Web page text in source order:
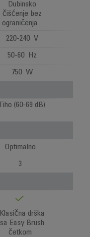
Dubinsko
čišćenje bez
ograničenja
220-240 V
50-60 Hz
750 W
Tiho (60-69 dB)
Optimalno
3
Klasična drška
sa Easy Brush
četkom